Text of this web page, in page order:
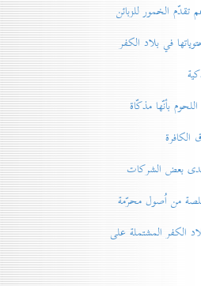
الخمور للزبائن
في بلاد الكفر
بأنّها مذكّاة
بعض الشركات
من اُصول محرّمة
الكفر المشتملة على